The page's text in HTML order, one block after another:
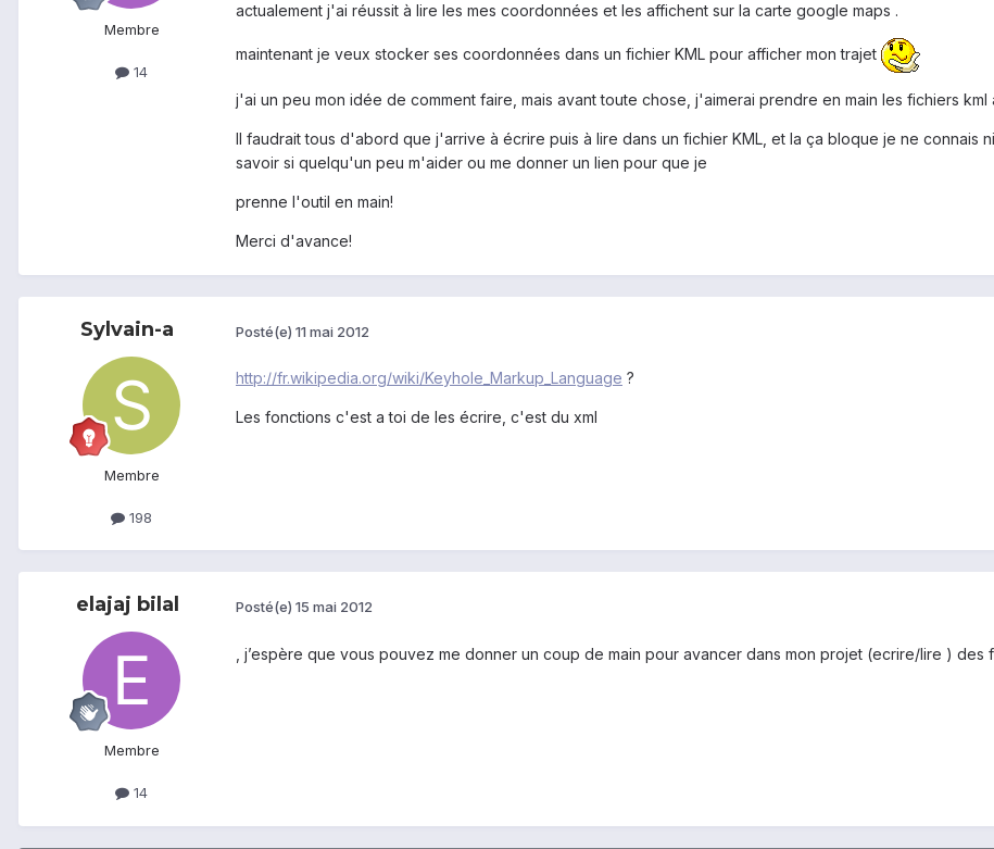
Membre
14
actualement j'ai réussit à lire les mes coordonnées et les affichent sur la carte google maps .
maintenant je veux stocker ses coordonnées dans un fichier KML pour afficher mon trajet
j'ai un peu mon idée de comment faire, mais avant toute chose, j'aimerai prendre en main les fichiers
Il faudrait tous d'abord que j'arrive à écrire puis à lire dans un fichier KML, et la ça bloque je ne connais
savoir si quelqu'un peu m'aider ou me donner un lien pour que je
prenne l'outil en main!
Merci d'avance!
Sylvain-a
Membre
198
Posté(e) 11 mai 2012
http://fr.wikipedia.org/wiki/Keyhole_Markup_Language ?
Les fonctions c'est a toi de les écrire, c'est du xml
elajaj bilal
Membre
14
Posté(e) 15 mai 2012
, j’espère que vous pouvez me donner un coup de main pour avancer dans mon projet (ecrire/lire ) des